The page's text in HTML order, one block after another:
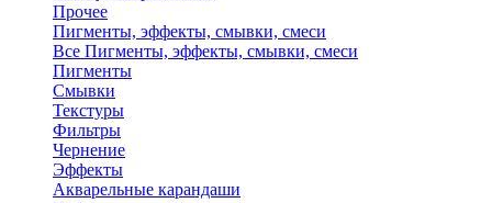
Прочее
Пигменты, эффекты, смывки, смеси
Все Пигменты, эффекты, смывки, смеси
Пигменты
Смывки
Текстуры
Фильтры
Чернение
Эффекты
Акварельные карандаши